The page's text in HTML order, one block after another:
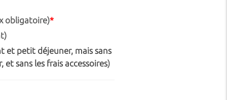
obligatoire)*
et petit déjeuner, mais sans
et sans les frais accessoires)